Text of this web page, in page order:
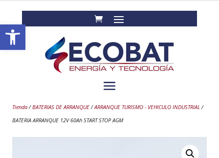
Abrir barra de herramientas
Tienda/BATERIAS DE ARRANQUE/ARRANQUE TURISMO - VEHICULO INDUSTRIAL/
BATERIA ARRANQUE 12V 60Ah START STOP AGM